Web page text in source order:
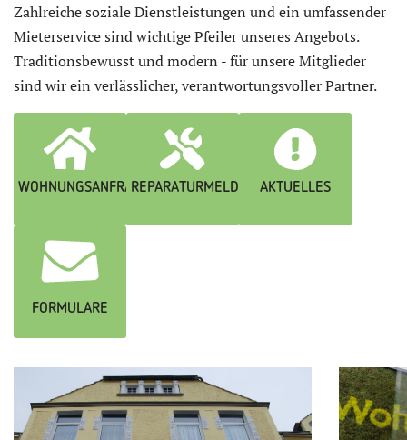
Zahlreiche soziale Dienstleistungen und ein umfassender
Mieterservice sind wichtige Pfeiler unseres Angebots.
Traditionsbewusst und modern - für unsere Mitglieder
sind wir ein verlässlicher, verantwortungsvoller Partner.
WOHNUNGSANFRAGEREPARATURMELDUNGAKTUELLES
FORMULARE